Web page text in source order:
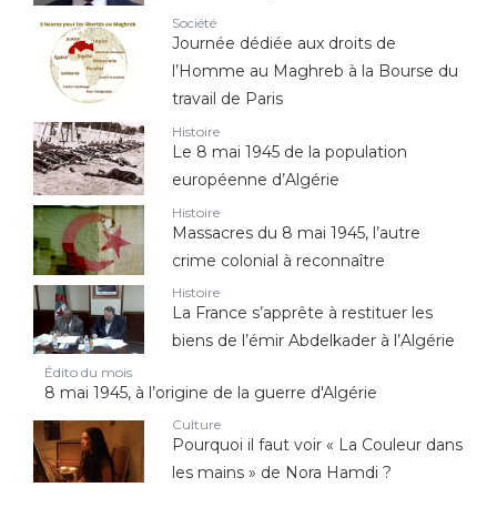
Société
Journée dédiée aux droits de
l’Homme au Maghreb à la Bourse du
travail de Paris
Histoire
Le 8 mai 1945 de la population
européenne d’Algérie
Histoire
Massacres du 8 mai 1945, l’autre
crime colonial à reconnaître
Histoire
La France s’apprête à restituer les
biens de l’émir Abdelkader à l’Algérie
Édito du mois
8 mai 1945, à l’origine de la guerre d'Algérie
Culture
Pourquoi il faut voir « La Couleur dans
les mains » de Nora Hamdi ?